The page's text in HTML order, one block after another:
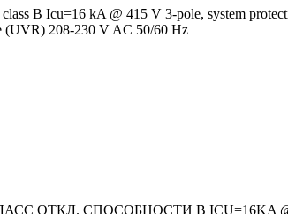
B Icu=16 kA @ 415 V 3-pole, system
(UVR) 208-230 V AC 50/60 Hz
ОТКЛ. СПОСОБНОСТИ B ICU=16KA